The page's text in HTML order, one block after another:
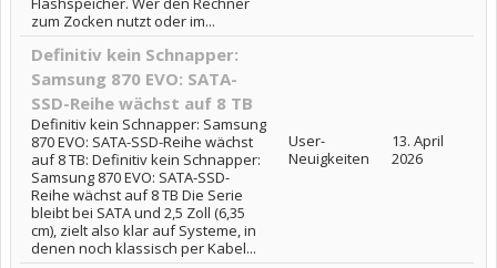
zum Zocken nutzt oder im...
Definitiv kein Schnapper:
Samsung 870 EVO: SATA-
SSD-Reihe wächst auf 8 TB
Definitiv kein Schnapper: Samsung
870 EVO: SATA-SSD-Reihe wächst
auf 8 TB: Definitiv kein Schnapper:
Samsung 870 EVO: SATA-SSD-
Reihe wächst auf 8 TB Die Serie
bleibt bei SATA und 2,5 Zoll (6,35
cm), zielt also klar auf Systeme, in
denen noch klassisch per Kabel...
User-
Neuigkeiten
13. April
2026